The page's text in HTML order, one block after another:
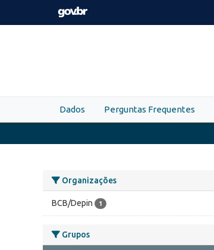
Skip to main content
Dados Perguntas Frequentes
Organizações
BCB/Depin 1
Grupos